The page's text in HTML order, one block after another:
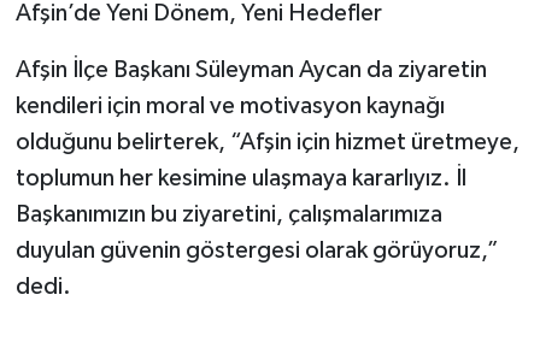
Afşin’de Yeni Dönem, Yeni Hedefler
Afşin İlçe Başkanı Süleyman Aycan da ziyaretin
kendileri için moral ve motivasyon kaynağı
olduğunu belirterek, “Afşin için hizmet üretmeye,
toplumun her kesimine ulaşmaya kararlıyız. İl
Başkanımızın bu ziyaretini, çalışmalarımıza
duyulan güvenin göstergesi olarak görüyoruz,”
dedi.